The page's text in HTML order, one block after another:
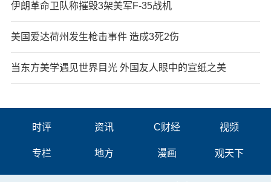
伊朗革命卫队称摧毁3架美军F-35战机
美国爱达荷州发生枪击事件 造成3死2伤
当东方美学遇见世界目光 外国友人眼中的宣纸之美
时评 资讯 C财经 视频
专栏 地方 漫画 观天下